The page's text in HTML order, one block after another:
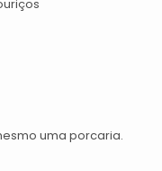
uma porcaria.